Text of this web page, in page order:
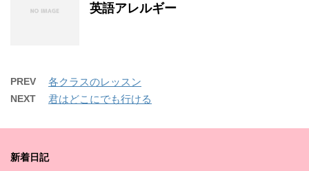
英語アレルギー
PREV 各クラスのレッスン
NEXT 君はどこにでも行ける
新着日記